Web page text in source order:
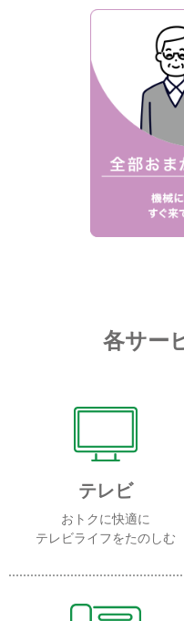
各サー
テレビ
おトクに快適に
テレビライフをたのしむ